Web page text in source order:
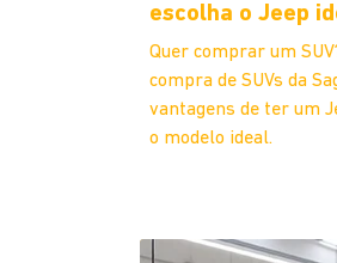
escolha o Jeep
Quer comprar um
compra de SUVs da
vantagens de ter um
o modelo ideal.